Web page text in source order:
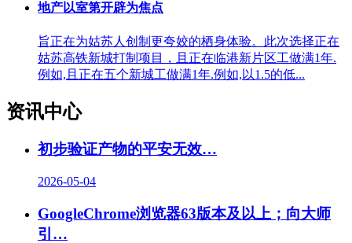
地产以室第开辟为焦点
旨正在为姑苏人创制更夸姣的栖身体验。此次选择正在
姑苏高铁新城打制项目，且正在临港新片区工做满1年.
例如,且正在五个新城工做满1年.例如,以1.5的低...
资讯中心
初步验证产物的平安无效…
2026-05-04
GoogleChrome浏览器63版本及以上；向大师
引…